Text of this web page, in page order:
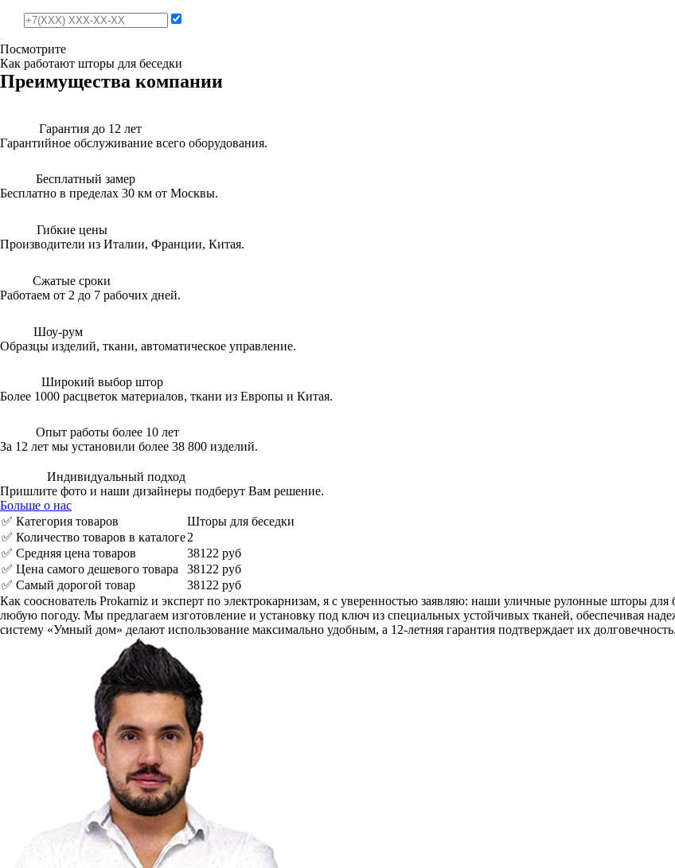
Посмотрите
Как работают шторы для беседки
Преимущества компании
Гарантия до 12 лет
Гарантийное обслуживание всего оборудования.
Бесплатный замер
Бесплатно в пределах 30 км от Москвы.
Гибкие цены
Производители из Италии, Франции, Китая.
Сжатые сроки
Работаем от 2 до 7 рабочих дней.
Шоу-рум
Образцы изделий, ткани, автоматическое управление.
Широкий выбор штор
Более 1000 расцветок материалов, ткани из Европы и Китая.
Опыт работы более 10 лет
За 12 лет мы установили более 38 800 изделий.
Индивидуальный подход
Пришлите фото и наши дизайнеры подберут Вам решение.
Больше о нас
✅ Категория товаров
Шторы для беседки
✅ Количество товаров в каталоге2
✅ Средняя цена товаров
38122 руб
✅ Цена самого дешевого товара
38122 руб
✅ Самый дорогой товар
38122 руб
Как сооснователь Prokarniz и эксперт по электрокарнизам, я с уверенностью заявляю: наши уличные рулонные шторы
любую погоду. Мы предлагаем изготовление и установку под ключ из специальных устойчивых тканей, обеспечивая
систему «Умный дом» делают использование максимально удобным, а 12-летняя гарантия подтверждает их долговечность.